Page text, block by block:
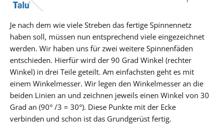
Je nach dem wie viele Streben das fertige Spinnennetz
haben soll, müssen nun entsprechend viele eingezeichnet
werden. Wir haben uns für zwei weitere Spinnenfäden
entschieden. Hierfür wird der 90 Grad Winkel (rechter
Winkel) in drei Teile geteilt. Am einfachsten geht es mit
einem Winkelmesser. Wir legen den Winkelmesser an die
beiden Linien an und zeichnen jeweils einen Winkel von 30
Grad an (90° /3 = 30°). Diese Punkte mit der Ecke
verbinden und schon ist das Grundgerüst fertig.